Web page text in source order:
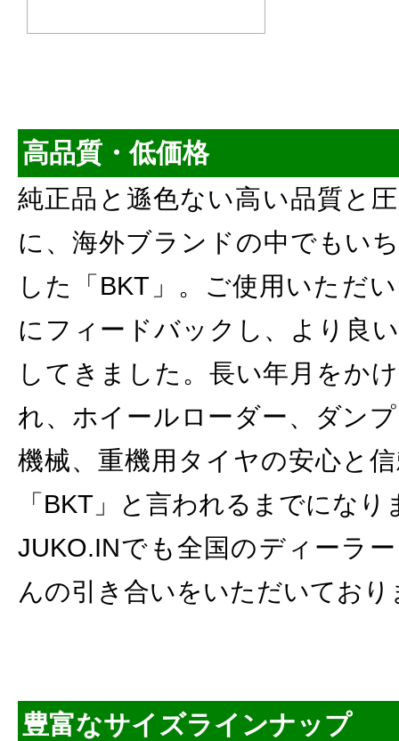
高品質・低価格
純正品と遜色ない高い品質と
に、海外ブランドの中でもい
した「BKT」。ご使用いただ
にフィードバックし、より良
してきました。長い年月をか
れ、ホイールローダー、ダン
機械、重機用タイヤの安心と
「BKT」と言われるまでになり
JUKO.INでも全国のディーラ
んの引き合いをいただいており
豊富なサイズラインナップ